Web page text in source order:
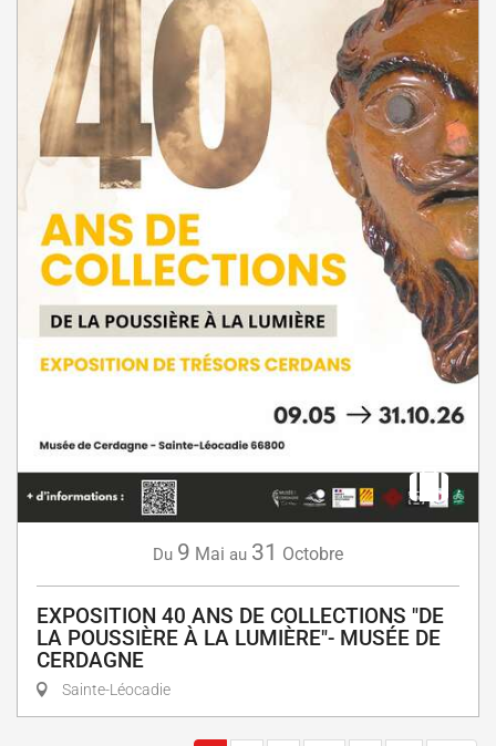
Du 9 Mai au 31 Octobre
EXPOSITION 40 ANS DE COLLECTIONS "DE
LA POUSSIÈRE À LA LUMIÈRE"- MUSÉE DE
CERDAGNE
Sainte-Léocadie